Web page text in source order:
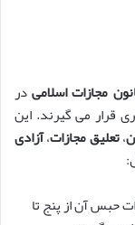
در
قرار می گیرند. این
،تعلیق مجازات،آزادی
651) که مجازات حبس آن از پنج تا